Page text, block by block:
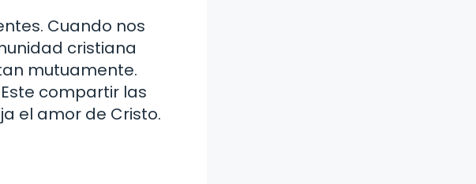
Cuando nos
cristiana
mutuamente.
compartir las
el amor de Cristo.